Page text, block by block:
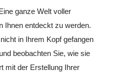
ganze Welt voller
Ihnen entdeckt zu werden.
in Ihrem Kopf gefangen
beobachten Sie, wie sie
mit der Erstellung Ihrer